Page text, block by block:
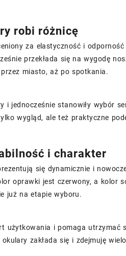
robi różnicę
za elastyczność i odporność
przekłada się na wygodę
miasto, aż po spotkania.
i jednocześnie stanowiły wybór
wygląd, ale też praktyczne
i charakter
się dynamicznie i
oprawki jest czerwony, a kolor
już na etapie wyboru.
użytkowania i pomaga utrzymać
zakłada się i zdejmuję